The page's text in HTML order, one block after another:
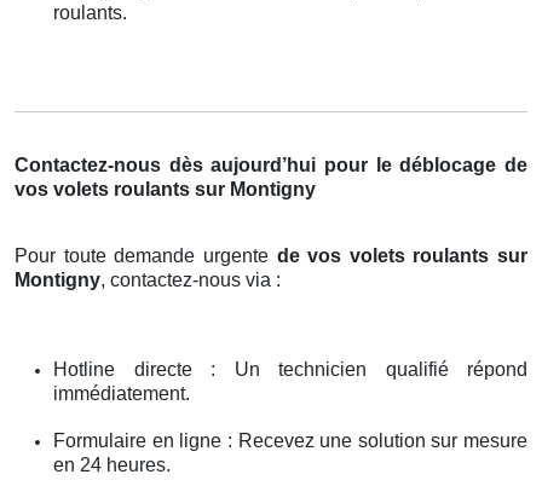
roulants.
Contactez-nous dès aujourd’hui pour le déblocage de
vos volets roulants sur Montigny
Pour toute demande urgente de vos volets roulants sur
Montigny, contactez-nous via :
Hotline directe : Un technicien qualifié répond
immédiatement.
Formulaire en ligne : Recevez une solution sur mesure
en 24 heures.